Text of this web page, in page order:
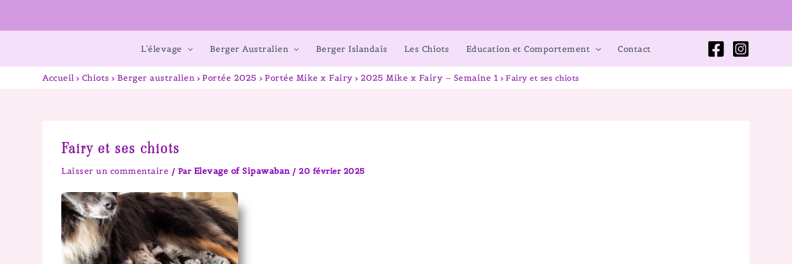
L’élevage Berger Australien Berger Islandais Les Chiots Education et Comportement Contact
Accueil Chiots Berger australien Portée 2025 Portée Mike x Fairy 2025 Mike x Fairy – Semaine 1 Fairy et ses chiots
Fairy et ses chiots
Laisser un commentaire / Par Elevage of Sipawaban / 20 février 2025